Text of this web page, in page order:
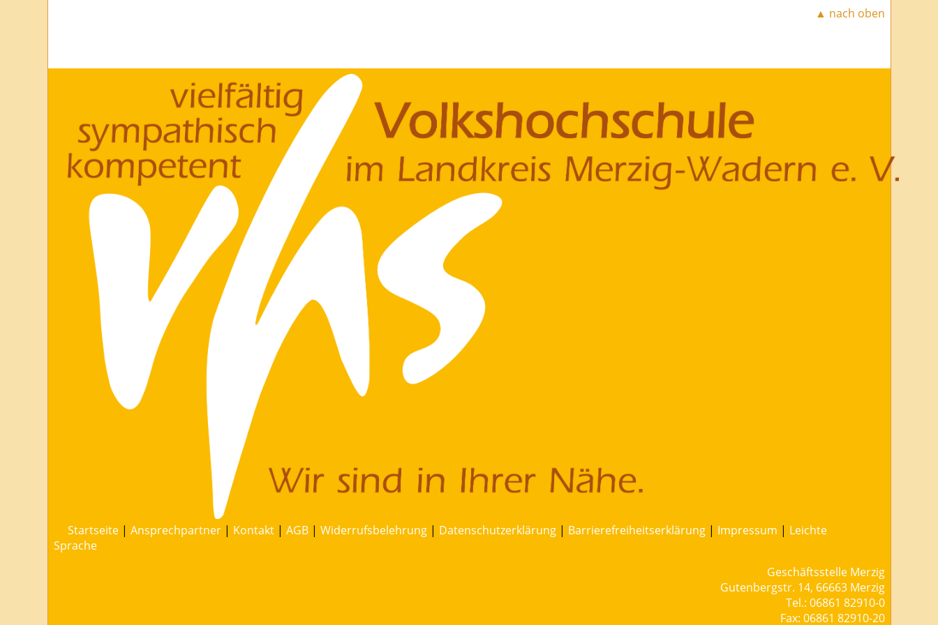
▲ nach oben
Startseite| Ansprechpartner| Kontakt| AGB| Widerrufsbelehrung| Datenschutzerklärung| Barrierefreiheitserklärung| Impressum | Leichte
Sprache
Geschäftsstelle Merzig
Gutenbergstr. 14, 66663 Merzig
Tel.: 06861 82910-0
Fax: 06861 82910-20